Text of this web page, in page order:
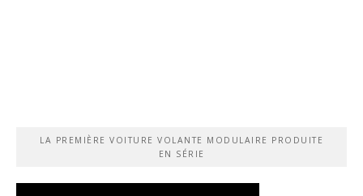
LA PREMIÈRE VOITURE VOLANTE MODULAIRE PRODUITE
EN SÉRIE